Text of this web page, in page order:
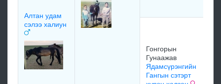
Алтан удам
сэлээ халиун
Гонгорын
Гунаажав
Ядамсүрэнгийн
Гангын сэтэрт